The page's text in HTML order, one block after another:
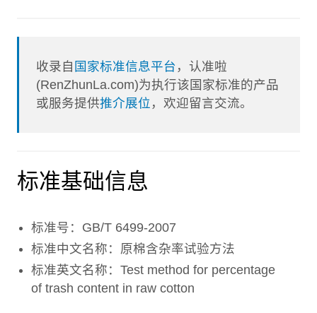
收录自 国家标准信息平台 ，认准啦
(RenZhunLa.com)为执行该国家标准的产品
或服务提供推介展位 ，欢迎留言交流。
标准基础信息
标准号：GB/T 6499-2007
标准中文名称：原棉含杂率试验方法
标准英文名称：Test method for percentage
of trash content in raw cotton